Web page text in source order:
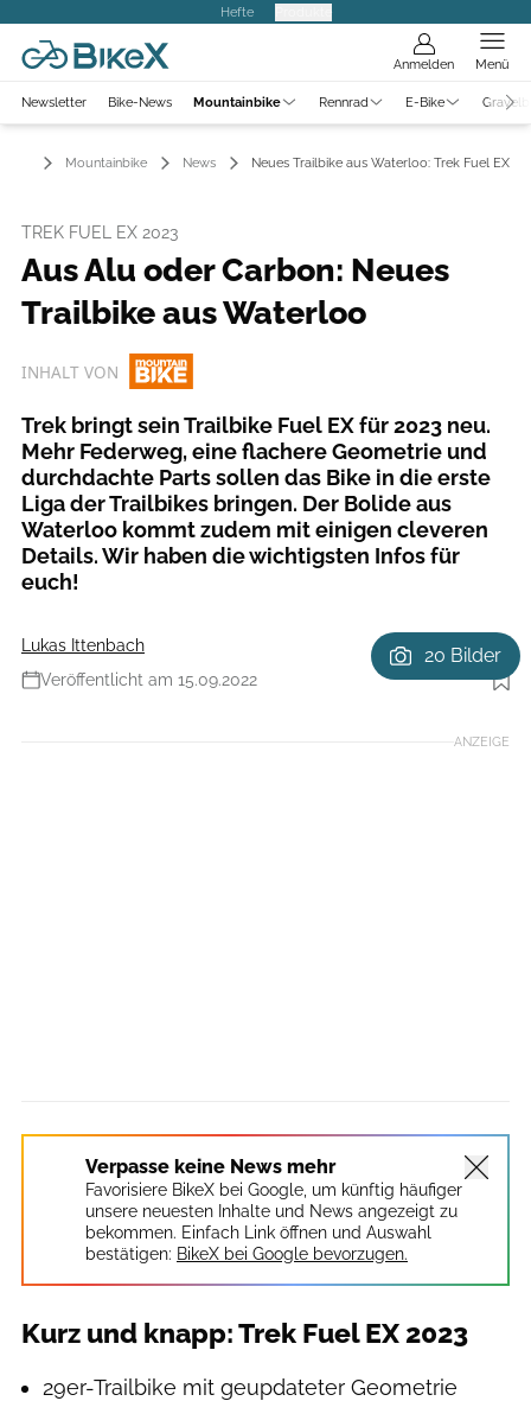
Hefte
Anmelden Menü
Newsletter Bike-News Mountainbike Rennrad E-Bike
Mountainbike News Neues Trailbike aus Waterloo: Trek Fuel EX
TREK FUEL EX 2023
Aus Alu oder Carbon: Neues
Trailbike aus Waterloo
INHALT VON
Trek bringt sein Trailbike Fuel EX für 2023 neu.
Mehr Federweg, eine flachere Geometrie und
durchdachte Parts sollen das Bike in die erste
Liga der Trailbikes bringen. Der Bolide aus
Waterloo kommt zudem mit einigen cleveren
Details. Wir haben die wichtigsten Infos für
euch!
Lukas Ittenbach
Veröffentlicht am 15.09.2022
Foto: Christian Kohlhausen
20 Bilder
ANZEIGE
Verpasse keine News mehr
Favorisiere BikeX bei Google, um künftig häufiger
unsere neuesten Inhalte und News angezeigt zu
bekommen. Einfach Link öffnen und Auswahl
bestätigen: BikeX bei Google bevorzugen.
Kurz und knapp: Trek Fuel EX 2023
29er-Trailbike mit geupdateter Geometrie